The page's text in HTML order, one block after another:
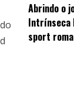
Abrindo o
Intrínseca
sport